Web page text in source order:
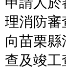
理消防審
向苗栗
查及竣工